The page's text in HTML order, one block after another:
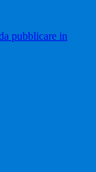
pubblicare in